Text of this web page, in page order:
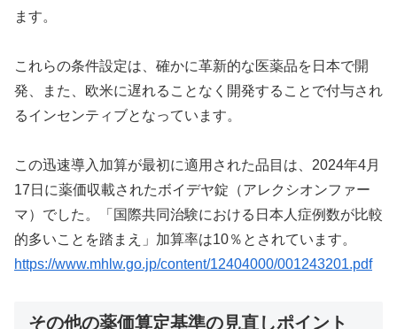
ます。
これらの条件設定は、確かに革新的な医薬品を日本で開
発、また、欧米に遅れることなく開発することで付与され
るインセンティブとなっています。
この迅速導入加算が最初に適用された品目は、2024年4月
17日に薬価収載されたボイデヤ錠（アレクシオンファー
マ）でした。「国際共同治験における日本人症例数が比較
的多いことを踏まえ」加算率は10％とされています。
https://www.mhlw.go.jp/content/12404000/001243201.pdf
その他の薬価算定基準の見直しポイント